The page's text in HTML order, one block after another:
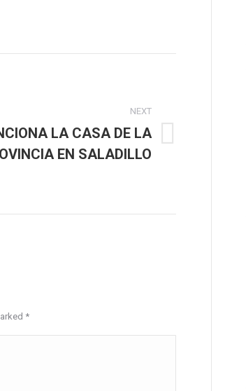
NEXT
LA CASA DE LA
EN SALADILLO
*